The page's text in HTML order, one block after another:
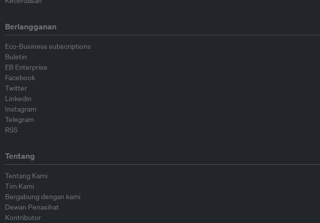
Berlangganan
Eco-Business subscriptions
Buletin
EB Enterprise
Facebook
Twitter
Linkedin
Instagram
Telegram
RSS
Tentang
Tentang Kami
Tim Kami
Bergabung dengan kami
Dewan Penasihat
Kontributor